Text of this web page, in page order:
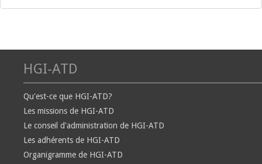
HGI-ATD
Qu'est-ce que HGI-ATD?
Les missions de HGI-ATD
Le conseil d'administration de HGI-ATD
Les adhérents de HGI-ATD
Organigramme de HGI-ATD